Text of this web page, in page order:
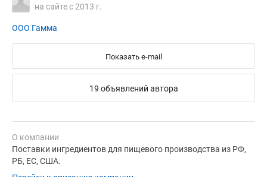
на сайте с 2013 г.
ООО Гамма
Показать e-mail
19 объявлений автора
О компании
Поставки ингредиентов для пищевого производства из РФ,
РБ, ЕС, США.